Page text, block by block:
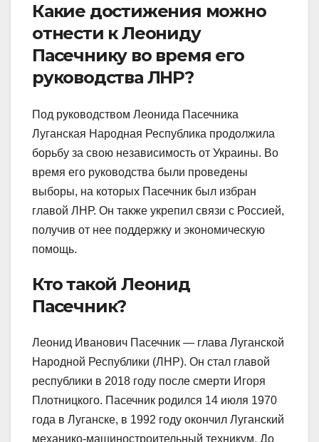
Какие достижения можно
отнести к Леониду
Пасечнику во время его
руководства ЛНР?
Под руководством Леонида Пасечника
Луганская Народная Республика продолжила
борьбу за свою независимость от Украины. Во
время его руководства были проведены
выборы, на которых Пасечник был избран
главой ЛНР. Он также укрепил связи с Россией,
получив от нее поддержку и экономическую
помощь.
Кто такой Леонид
Пасечник?
Леонид Иванович Пасечник — глава Луганской
Народной Республики (ЛНР). Он стал главой
республики в 2018 году после смерти Игоря
Плотницкого. Пасечник родился 14 июля 1970
года в Луганске, в 1992 году окончил Луганский
механико-машиностроительный техникум. До